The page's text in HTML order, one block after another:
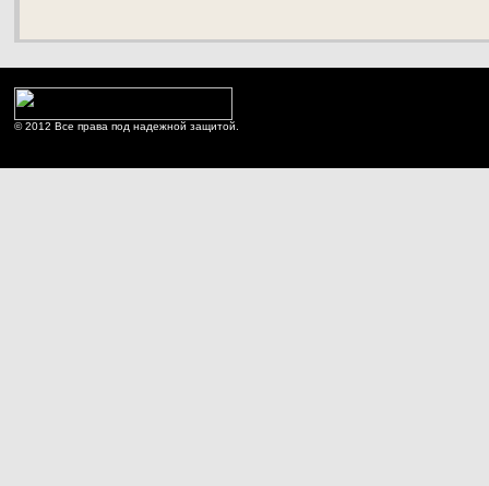
© 2012 Все права под надежной защитой.